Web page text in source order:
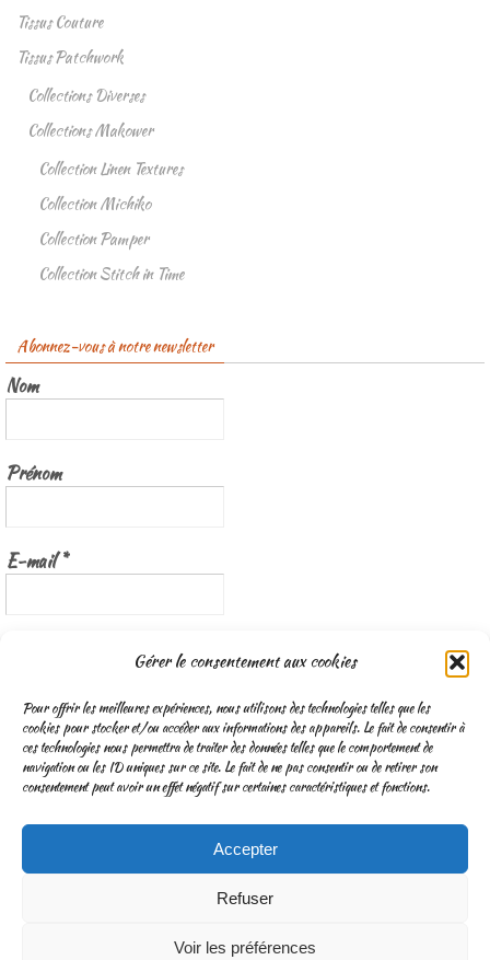
Gérer le consentement aux cookies
Pour offrir les meilleures expériences, nous utilisons des technologies telles que les
cookies pour stocker et/ou accéder aux informations des appareils. Le fait de consentir à
ces technologies nous permettra de traiter des données telles que le comportement de
navigation ou les ID uniques sur ce site. Le fait de ne pas consentir ou de retirer son
consentement peut avoir un effet négatif sur certaines caractéristiques et fonctions.
Accepter
Refuser
Voir les préférences
Tissus Couture
Tissus Patchwork
Collections Diverses
Collections Makower
Collection Linen Textures
Collection Michiko
Collection Pamper
Collection Stitch in Time
Abonnez-vous à notre newsletter
Nom
Prénom
E-mail*
Nous gardons vos données privées et ne les partageons qu’avec les
tierces parties qui rendent ce service possible.Lisez notre politique de
confidentialité
CGV
Mentions légales & Traitement des données personnelles